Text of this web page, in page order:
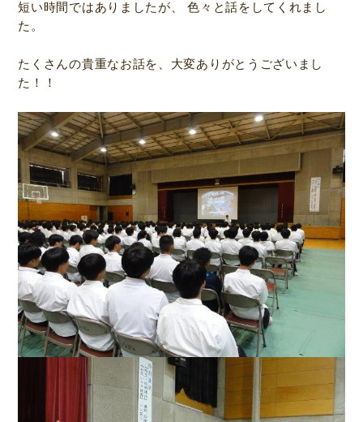
短い時間ではありましたが、 色々と話をしてくれまし
た。
たくさんの貴重なお話を、大変ありがとうございまし
た！！